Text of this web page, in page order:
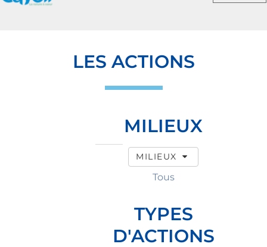
LES ACTIONS
MILIEUX
MILIEUX
Tous
TYPES
D'ACTIONS